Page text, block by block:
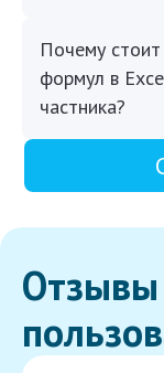
Почему
формул в
частника?